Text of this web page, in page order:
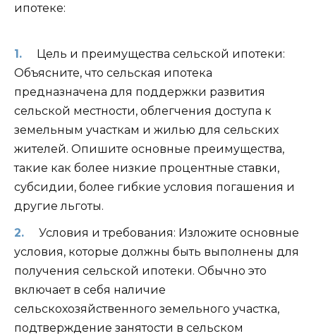
ипотеке:
Цель и преимущества сельской ипотеки:
Объясните, что сельская ипотека
предназначена для поддержки развития
сельской местности, облегчения доступа к
земельным участкам и жилью для сельских
жителей. Опишите основные преимущества,
такие как более низкие процентные ставки,
субсидии, более гибкие условия погашения и
другие льготы.
Условия и требования: Изложите основные
условия, которые должны быть выполнены для
получения сельской ипотеки. Обычно это
включает в себя наличие
сельскохозяйственного земельного участка,
подтверждение занятости в сельском